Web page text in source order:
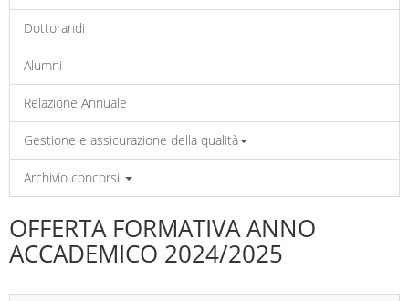
Dottorandi
Alumni
Relazione Annuale
Gestione e assicurazione della qualità
Archivio concorsi
OFFERTA FORMATIVA ANNO
ACCADEMICO 2024/2025